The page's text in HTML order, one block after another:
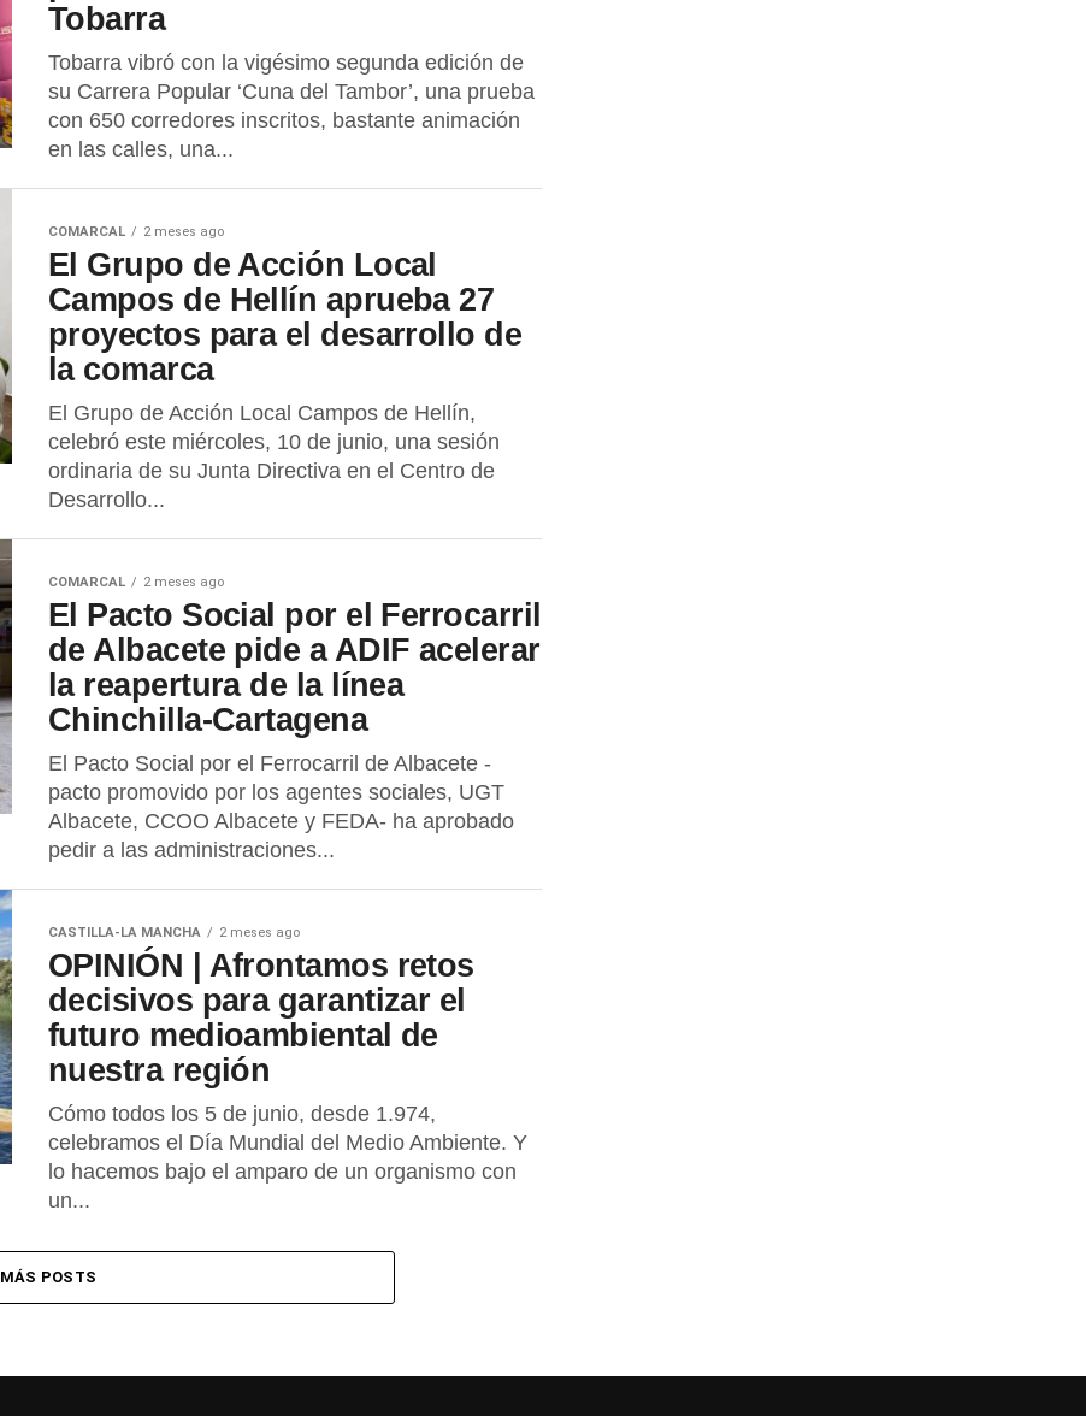
Tobarra
Tobarra vibró con la vigésimo segunda edición de
su Carrera Popular ‘Cuna del Tambor’, una prueba
con 650 corredores inscritos, bastante animación
en las calles, una...
COMARCAL 2 meses ago
El Grupo de Acción Local
Campos de Hellín aprueba 27
proyectos para el desarrollo de
la comarca
El Grupo de Acción Local Campos de Hellín,
celebró este miércoles, 10 de junio, una sesión
ordinaria de su Junta Directiva en el Centro de
Desarrollo...
COMARCAL 2 meses ago
El Pacto Social por el Ferrocarril
de Albacete pide a ADIF acelerar
la reapertura de la línea
Chinchilla-Cartagena
El Pacto Social por el Ferrocarril de Albacete -
pacto promovido por los agentes sociales, UGT
Albacete, CCOO Albacete y FEDA- ha aprobado
pedir a las administraciones...
CASTILLA-LA MANCHA 2 meses ago
OPINIÓN | Afrontamos retos
decisivos para garantizar el
futuro medioambiental de
nuestra región
Cómo todos los 5 de junio, desde 1.974,
celebramos el Día Mundial del Medio Ambiente. Y
lo hacemos bajo el amparo de un organismo con
un...
MÁS POSTS